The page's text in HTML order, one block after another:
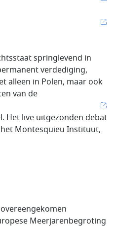
springlevend in
verdediging,
alleen in Polen, maar ook
van de
Het live uitgezonden debat
Montesquieu Instituut,
Meerjarenbegroting